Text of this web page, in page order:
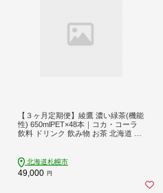
【３ヶ月定期便】綾鷹 濃い緑茶(機能
性) 650mlPET×48本｜コカ・コーラ
飲料 ドリンク 飲み物 お茶 北海道 札
北海道札幌市
49,000 円